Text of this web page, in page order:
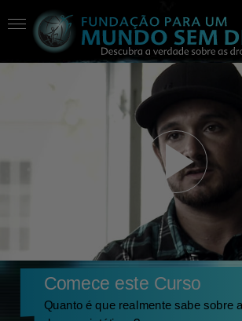
Comece este Curso
Quanto é que realmente sabe sobre